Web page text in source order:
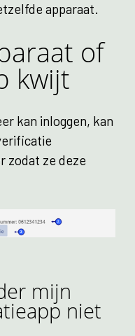
apparaat.
of
kwijt
kan inloggen, kan
zodat ze deze
mijn
niet